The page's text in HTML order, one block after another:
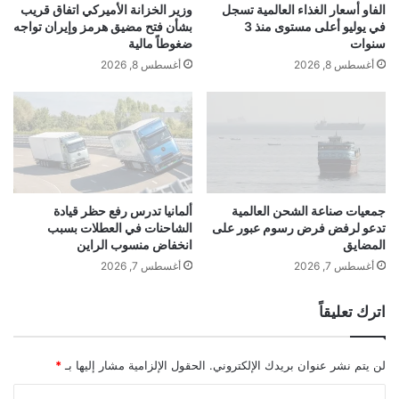
مورنينغ بوست”، عن مصادر مطلعة يوم الأحد،
أن من المتوقع أن تمدد بكين وواشنطن هدنة
الرسوم الجمركية بينهما لمدة ثلاثة أشهر أخرى
خلال المحادثات التجارية التي تستضيفها
ستوكهولم الاثنين، وفق وكالة “رويترز”.
ويجتمع كبار المفاوضين الأميركيين والصينيين
ر
د
ا
ل
ب
ح
ر
س
ي
ة
و
ت
ز
ي
ز
ت
س
الفاو أسعار الغذاء العالمية تسجل
في يوليو أعلى مستوى منذ 3
سنوات
أغسطس 8, 2026
وزير الخزانة الأميركي اتفاق قريب
بشأن فتح مضيق هرمز وإيران تواجه
ضغوطاً مالية
أغسطس 8, 2026
جمعيات صناعة الشحن العالمية
تدعو لرفض فرض رسوم عبور على
المضايق
أغسطس 7, 2026
ألمانيا تدرس رفع حظر قيادة
الشاحنات في العطلات بسبب
انخفاض منسوب الراين
أغسطس 7, 2026
اترك تعليقاً
لن يتم نشر عنوان بريدك الإلكتروني. الحقول الإلزامية مشار إليها بـ *